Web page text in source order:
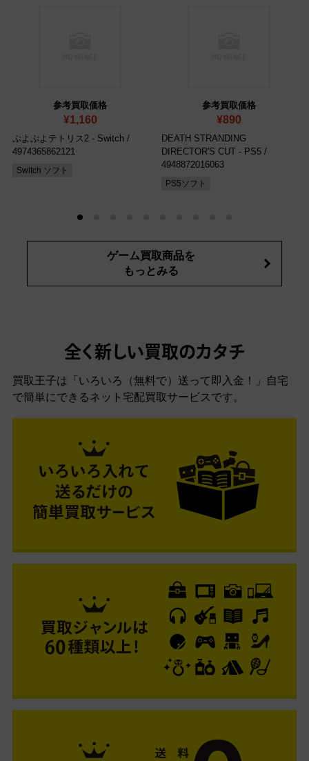
参考買取価格
¥1,160
ぷよぷよテトリス2 - Switch /
4974365862121
Switch ソフト
参考買取価格
¥890
DEATH STRANDING
DIRECTOR'S CUT - PS5 /
4948872016063
PS5ソフト
ゲーム買取商品を
もっとみる
全く新しい買取のカタチ
買取王子は「いろいろ（無料で）送って即入金！」自宅
で簡単にできるネット宅配買取サービスです。